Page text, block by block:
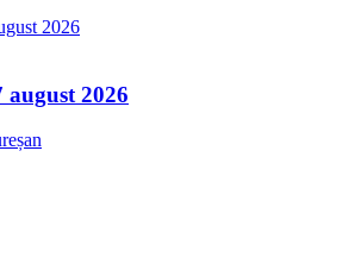
2026